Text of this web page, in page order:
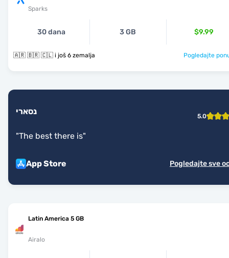
Sparks
30 dana 3 GB $9.99
🇦🇷 🇧🇷 🇨🇱 i još 6 zemalja Pogledajte
נסארי 5.0
"The best there is"
App Store Pogledajte sve
Latin America 5 GB
Airalo